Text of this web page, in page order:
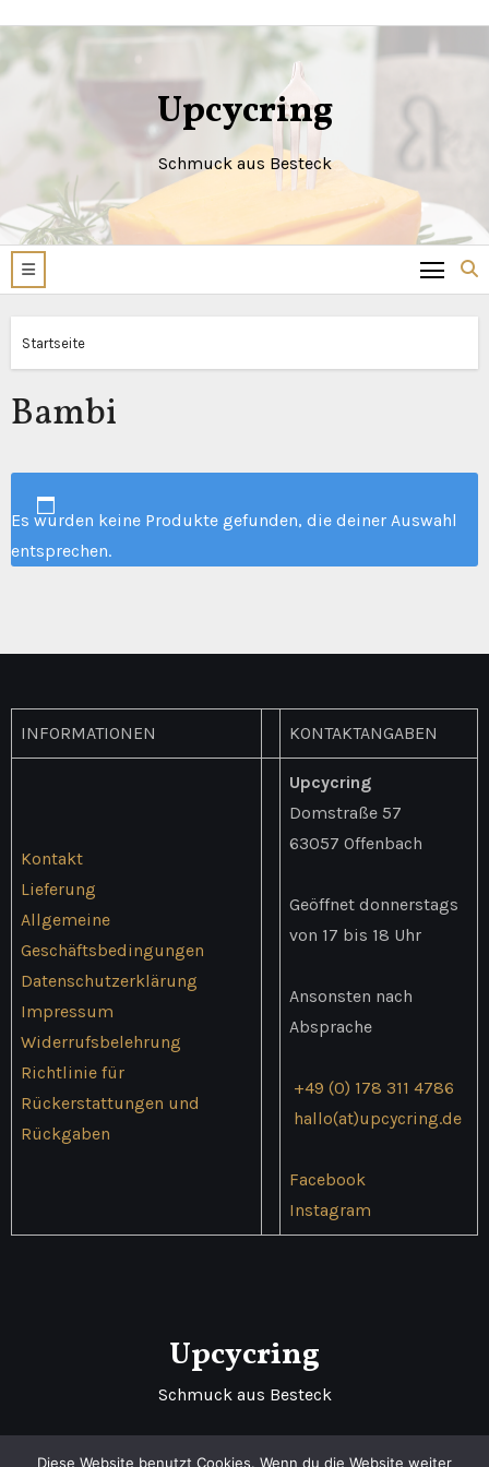
Inhalt
springen
Upcycring
Schmuck aus Besteck
Startseite
Bambi
Es wurden keine Produkte gefunden, die deiner Auswahl
entsprechen.
INFORMATIONEN KONTAKTANGABEN
Kontakt
Lieferung
Allgemeine
Geschäftsbedingungen
Datenschutzerklärung
Impressum
Widerrufsbelehrung
Richtlinie für
Rückerstattungen und
Rückgaben
Upcycring
Domstraße 57
63057 Offenbach
Geöffnet donnerstags
von 17 bis 18 Uhr
Ansonsten nach
Absprache
+49 (0) 178 311 4786
hallo(at)upcycring.de
Facebook
Instagram
Upcycring
Schmuck aus Besteck
Diese Website benutzt Cookies. Wenn du die Website weiter